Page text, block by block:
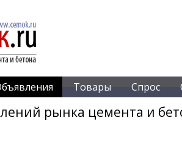
Товары Спрос
рынка цемента и